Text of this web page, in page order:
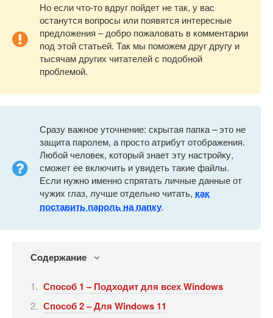
Но если что-то вдруг пойдет не так, у вас
останутся вопросы или появятся интересные
предложения – добро пожаловать в комментарии
под этой статьей. Так мы поможем друг другу и
тысячам других читателей с подобной
проблемой.
Сразу важное уточнение: скрытая папка – это не
защита паролем, а просто атрибут отображения.
Любой человек, который знает эту настройку,
сможет ее включить и увидеть такие файлы.
Если нужно именно спрятать личные данные от
чужих глаз, лучше отдельно читать, как
поставить пароль на папку.
Содержание
Способ 1 – Подходит для всех Windows
Способ 2 – Для Windows 11